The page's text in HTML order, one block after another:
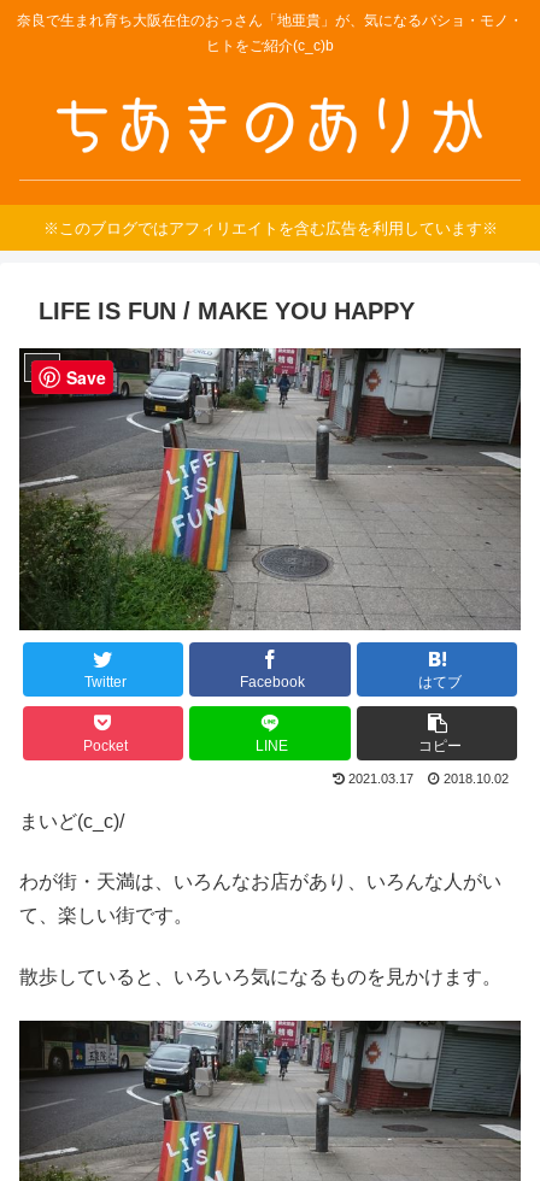
奈良で生まれ育ち大阪在住のおっさん「地亜貴」が、気になるバショ・モノ・
ヒトをご紹介(c_c)b
※このブログではアフィリエイトを含む広告を利用しています※
LIFE IS FUN / MAKE YOU HAPPY
天満
Twitter Facebook はてブ
Pocket LINE コピー
2021.03.17 2018.10.02
まいど(c_c)/
わが街・天満は、いろんなお店があり、いろんな人がい
て、楽しい街です。
散歩していると、いろいろ気になるものを見かけます。
Save